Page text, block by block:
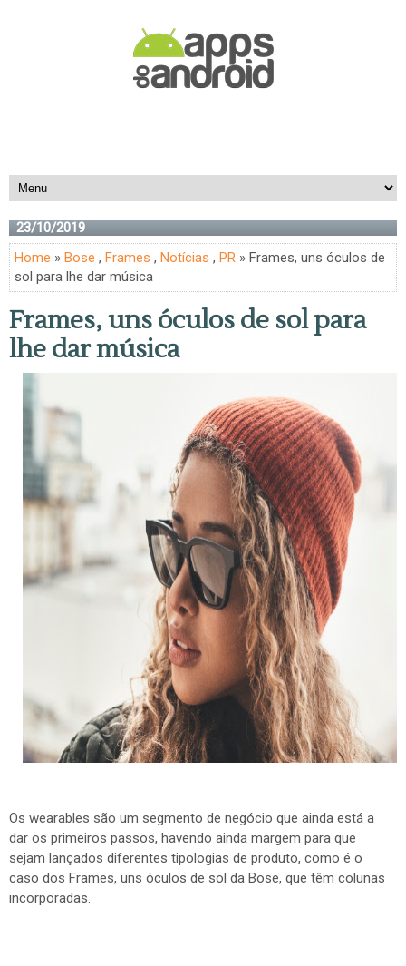
23/10/2019
Home » Bose , Frames , Notícias , PR » Frames, uns óculos de
sol para lhe dar música
Frames, uns óculos de sol para
lhe dar música
Os wearables são um segmento de negócio que ainda está a
dar os primeiros passos, havendo ainda margem para que
sejam lançados diferentes tipologias de produto, como é o
caso dos Frames, uns óculos de sol da Bose, que têm colunas
incorporadas.